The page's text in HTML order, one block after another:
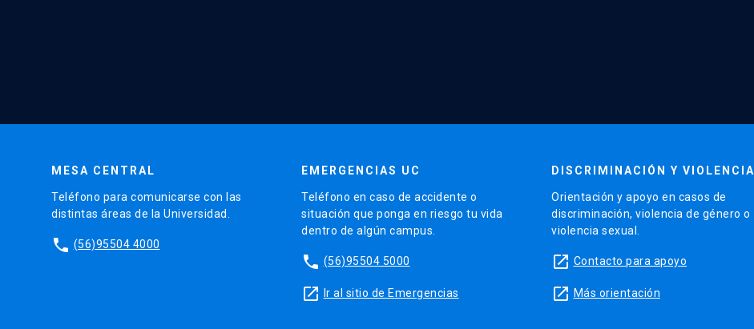
MESA CENTRAL
Teléfono para comunicarse con las
distintas áreas de la Universidad.
phone (56)95504 4000
EMERGENCIAS UC
Teléfono en caso de accidente o
situación que ponga en riesgo tu vida
dentro de algún campus.
phone (56)95504 5000
launch Ir al sitio de Emergencias
DISCRIMINACIÓN Y VIOLENCIA
Orientación y apoyo en casos de
discriminación, violencia de género o
violencia sexual.
launch Contacto para apoyo
launch Más orientación